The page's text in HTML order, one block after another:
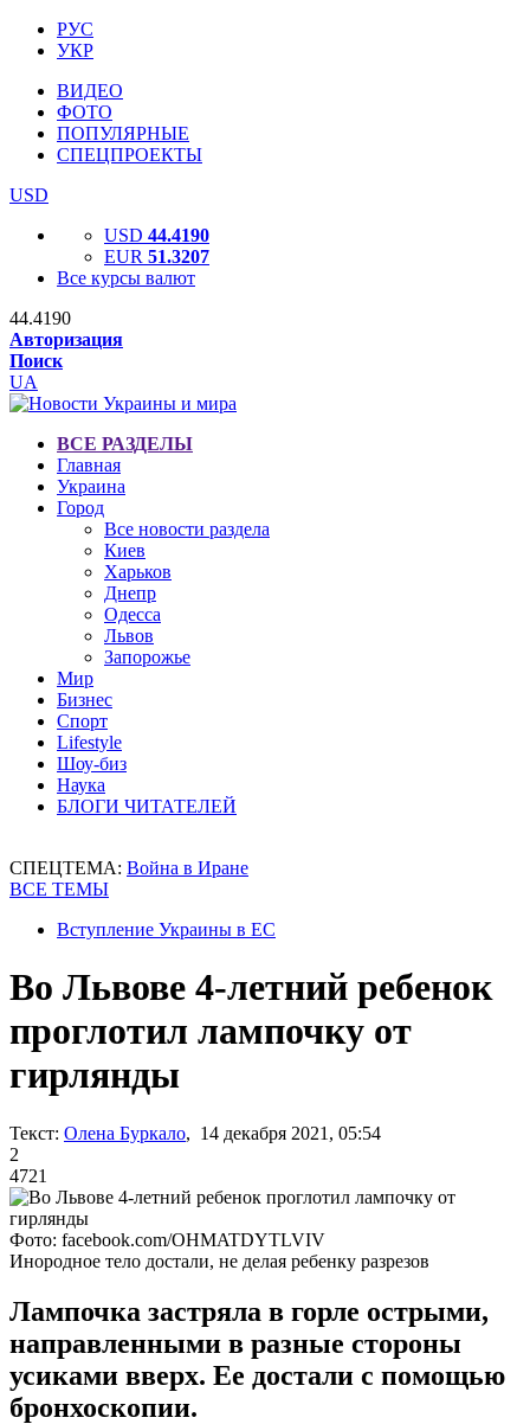
РУС
УКР
ВИДЕО
ФОТО
ПОПУЛЯРНЫЕ
СПЕЦПРОЕКТЫ
USD
USD 44.4190
EUR 51.3207
Все курсы валют
44.4190
Авторизация
Поиск
UA
ВСЕ РАЗДЕЛЫ
Главная
Украина
Город
Все новости раздела
Киев
Харьков
Днепр
Одесса
Львов
Запорожье
Мир
Бизнес
Спорт
Lifestyle
Шоу-биз
Наука
БЛОГИ ЧИТАТЕЛЕЙ
СПЕЦТЕМА: Война в Иране
ВСЕ ТЕМЫ
Вступление Украины в ЕС
Во Львове 4-летний ребенок
проглотил лампочку от
гирлянды
Текст: Олена Буркало, 14 декабря 2021, 05:54
2
4721
Фото: facebook.com/OHMATDYTLVIV
Инородное тело достали, не делая ребенку разрезов
Лампочка застряла в горле острыми,
направленными в разные стороны
усиками вверх. Ее достали с помощью
бронхоскопии.